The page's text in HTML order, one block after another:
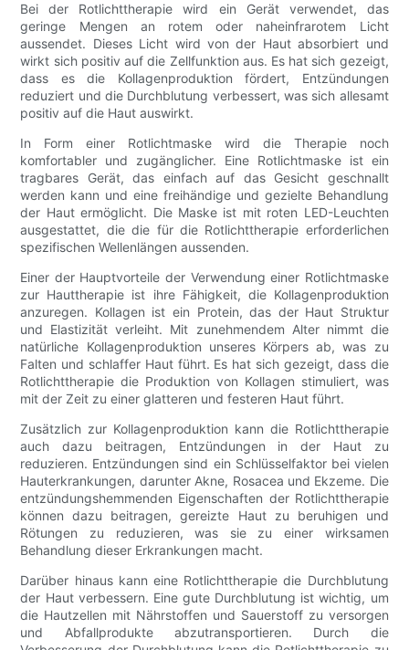
Bei der Rotlichttherapie wird ein Gerät verwendet, das
geringe Mengen an rotem oder naheinfrarotem Licht
aussendet. Dieses Licht wird von der Haut absorbiert und
wirkt sich positiv auf die Zellfunktion aus. Es hat sich gezeigt,
dass es die Kollagenproduktion fördert, Entzündungen
reduziert und die Durchblutung verbessert, was sich allesamt
positiv auf die Haut auswirkt.
In Form einer Rotlichtmaske wird die Therapie noch
komfortabler und zugänglicher. Eine Rotlichtmaske ist ein
tragbares Gerät, das einfach auf das Gesicht geschnallt
werden kann und eine freihändige und gezielte Behandlung
der Haut ermöglicht. Die Maske ist mit roten LED-Leuchten
ausgestattet, die die für die Rotlichttherapie erforderlichen
spezifischen Wellenlängen aussenden.
Einer der Hauptvorteile der Verwendung einer Rotlichtmaske
zur Hauttherapie ist ihre Fähigkeit, die Kollagenproduktion
anzuregen. Kollagen ist ein Protein, das der Haut Struktur
und Elastizität verleiht. Mit zunehmendem Alter nimmt die
natürliche Kollagenproduktion unseres Körpers ab, was zu
Falten und schlaffer Haut führt. Es hat sich gezeigt, dass die
Rotlichttherapie die Produktion von Kollagen stimuliert, was
mit der Zeit zu einer glatteren und festeren Haut führt.
Zusätzlich zur Kollagenproduktion kann die Rotlichttherapie
auch dazu beitragen, Entzündungen in der Haut zu
reduzieren. Entzündungen sind ein Schlüsselfaktor bei vielen
Hauterkrankungen, darunter Akne, Rosacea und Ekzeme. Die
entzündungshemmenden Eigenschaften der Rotlichttherapie
können dazu beitragen, gereizte Haut zu beruhigen und
Rötungen zu reduzieren, was sie zu einer wirksamen
Behandlung dieser Erkrankungen macht.
Darüber hinaus kann eine Rotlichttherapie die Durchblutung
der Haut verbessern. Eine gute Durchblutung ist wichtig, um
die Hautzellen mit Nährstoffen und Sauerstoff zu versorgen
und Abfallprodukte abzutransportieren. Durch die